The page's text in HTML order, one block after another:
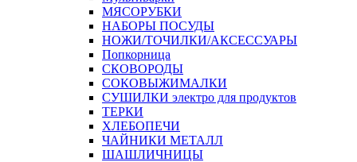
МЯСОРУБКИ
НАБОРЫ ПОСУДЫ
НОЖИ/ТОЧИЛКИ/АКСЕССУАРЫ
Попкорница
СКОВОРОДЫ
СОКОВЫЖИМАЛКИ
СУШИЛКИ электро для продуктов
ТЕРКИ
ХЛЕБОПЕЧИ
ЧАЙНИКИ МЕТАЛЛ
ШАШЛИЧНИЦЫ